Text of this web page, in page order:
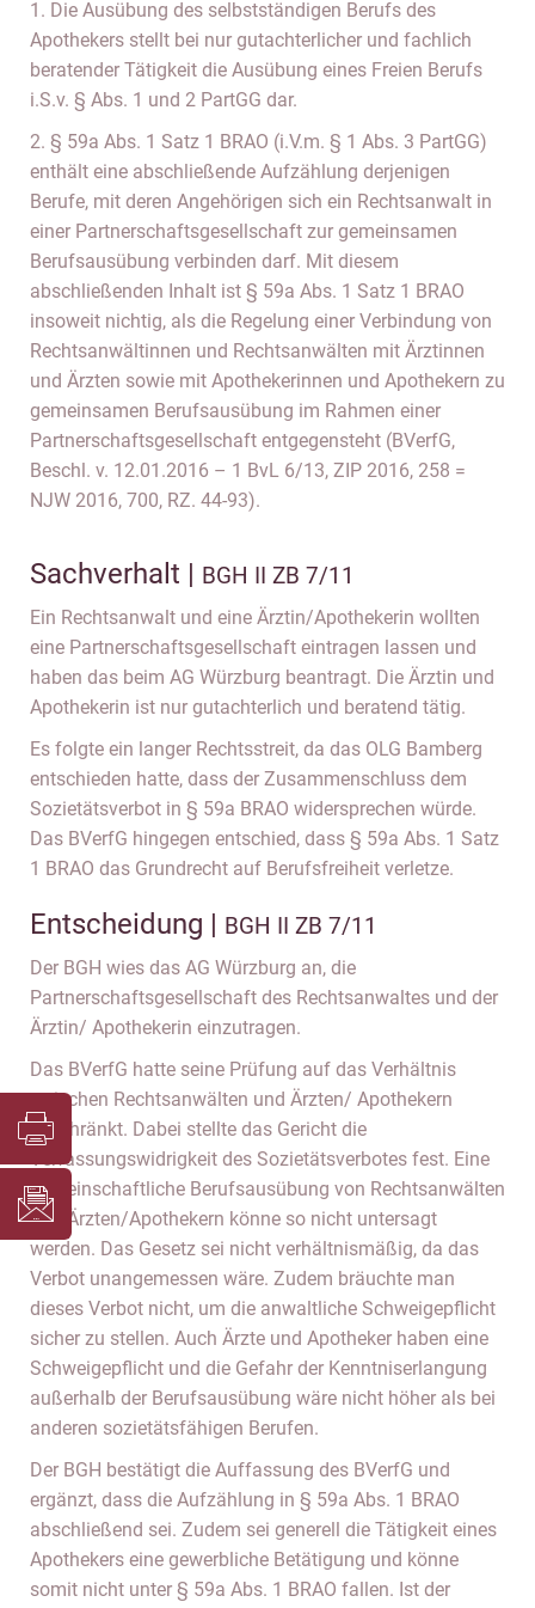
1. Die Ausübung des selbstständigen Berufs des
Apothekers stellt bei nur gutachterlicher und fachlich
beratender Tätigkeit die Ausübung eines Freien Berufs
i.S.v. § Abs. 1 und 2 PartGG dar.
2. § 59a Abs. 1 Satz 1 BRAO (i.V.m. § 1 Abs. 3 PartGG)
enthält eine abschließende Aufzählung derjenigen
Berufe, mit deren Angehörigen sich ein Rechtsanwalt in
einer Partnerschaftsgesellschaft zur gemeinsamen
Berufsausübung verbinden darf. Mit diesem
abschließenden Inhalt ist § 59a Abs. 1 Satz 1 BRAO
insoweit nichtig, als die Regelung einer Verbindung von
Rechtsanwältinnen und Rechtsanwälten mit Ärztinnen
und Ärzten sowie mit Apothekerinnen und Apothekern zu
gemeinsamen Berufsausübung im Rahmen einer
Partnerschaftsgesellschaft entgegensteht (BVerfG,
Beschl. v. 12.01.2016 – 1 BvL 6/13, ZIP 2016, 258 =
NJW 2016, 700, RZ. 44-93).
Sachverhalt | BGH II ZB 7/11
Ein Rechtsanwalt und eine Ärztin/Apothekerin wollten
eine Partnerschaftsgesellschaft eintragen lassen und
haben das beim AG Würzburg beantragt. Die Ärztin und
Apothekerin ist nur gutachterlich und beratend tätig.
Es folgte ein langer Rechtsstreit, da das OLG Bamberg
entschieden hatte, dass der Zusammenschluss dem
Sozietätsverbot in § 59a BRAO widersprechen würde.
Das BVerfG hingegen entschied, dass § 59a Abs. 1 Satz
1 BRAO das Grundrecht auf Berufsfreiheit verletze.
Entscheidung | BGH II ZB 7/11
Der BGH wies das AG Würzburg an, die
Partnerschaftsgesellschaft des Rechtsanwaltes und der
Ärztin/ Apothekerin einzutragen.
Das BVerfG hatte seine Prüfung auf das Verhältnis
zwischen Rechtsanwälten und Ärzten/ Apothekern
beschränkt. Dabei stellte das Gericht die
Verfassungswidrigkeit des Sozietätsverbotes fest. Eine
gemeinschaftliche Berufsausübung von Rechtsanwälten
und Ärzten/Apothekern könne so nicht untersagt
werden. Das Gesetz sei nicht verhältnismäßig, da das
Verbot unangemessen wäre. Zudem bräuchte man
dieses Verbot nicht, um die anwaltliche Schweigepflicht
sicher zu stellen. Auch Ärzte und Apotheker haben eine
Schweigepflicht und die Gefahr der Kenntniserlangung
außerhalb der Berufsausübung wäre nicht höher als bei
anderen sozietätsfähigen Berufen.
Der BGH bestätigt die Auffassung des BVerfG und
ergänzt, dass die Aufzählung in § 59a Abs. 1 BRAO
abschließend sei. Zudem sei generell die Tätigkeit eines
Apothekers eine gewerbliche Betätigung und könne
somit nicht unter § 59a Abs. 1 BRAO fallen. Ist der